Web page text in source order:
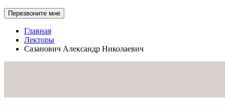
Перезвоните мне
Главная
Лекторы
Сазанович Александр Николаевич